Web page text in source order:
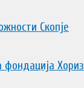
Скопје